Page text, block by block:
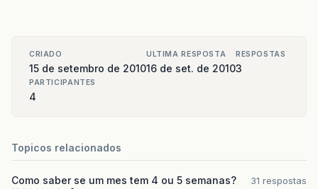
CRIADO
15 de setembro de 2010
ULTIMA RESPOSTA
16 de set. de 2010
RESPOSTAS
3
PARTICIPANTES
4
Topicos relacionados
Como saber se um mes tem 4 ou 5 semanas?
31 respostas